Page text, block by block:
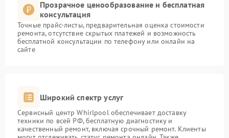
Прозрачное ценообразование и бесплатная
консультация
Точные прайс-листы, предварительная оценка стоимости
ремонта, отсутствие скрытых платежей и возможность
бесплатной консультации по телефону или онлайн на
сайте
Широкий спектр услуг
Сервисный центр Whirlpool обеспечивает доставку
техники по всей РФ, бесплатную диагностику и
качественный ремонт, включая срочный ремонт. Клиенты